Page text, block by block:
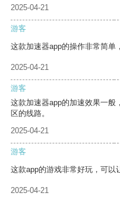
2025-04-21
游客
这款加速器app的操作非常简单
2025-04-21
游客
这款加速器app的加速效果一般
区的线路。
2025-04-21
游客
这款app的游戏非常好玩，可以
2025-04-21